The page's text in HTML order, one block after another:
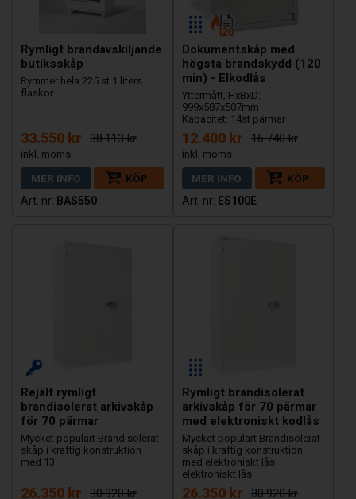
Rymligt brandavskiljande
butiksskåp
Rymmer hela 225 st 1 liters
flaskor
33.550 kr 38.113 kr
MER INFO
KÖP
BAS550
Dokumentskåp med
högsta brandskydd (120
min) - Elkodlås
Yttermått, HxBxD:
999x587x507mm
Kapacitet: 14st pärmar
12.400 kr 16.740 kr
MER INFO
KÖP
ES100E
Rejält rymligt
brandisolerat arkivskåp
för 70 pärmar
Mycket populärt Brandisolerat
skåp i kraftig konstruktion
med 13
26.350 kr 30.920 kr
Rymligt brandisolerat
arkivskåp för 70 pärmar
med elektroniskt kodlås
Mycket populärt Brandisolerat
skåp i kraftig konstruktion
med elektroniskt lås
elektroniskt lås
26.350 kr 30.920 kr